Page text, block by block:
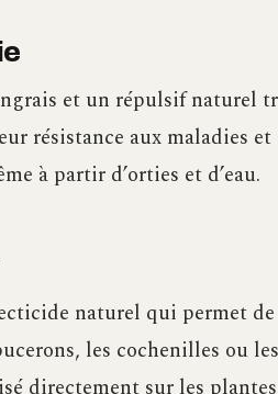
et un répulsif naturel
résistance aux maladies
à partir d’orties et d’eau.
naturel qui permet
les cochenilles ou